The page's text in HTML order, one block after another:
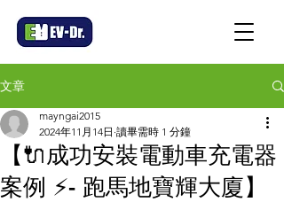
文章
【🔌成功安裝電動車充電器
案例 ⚡- 跑馬地寶輝大廈】
mayngai2015
2024年11月14日 讀畢需時 1 分鐘